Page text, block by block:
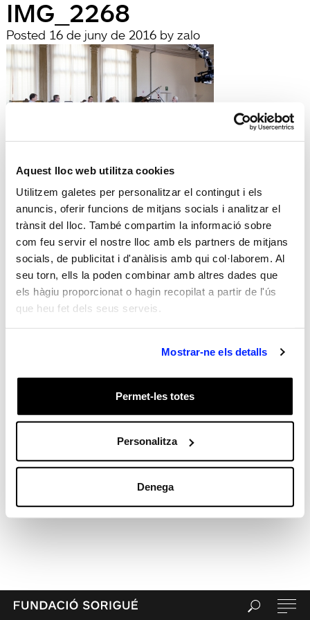
Aquest lloc web utilitza cookies
Utilitzem galetes per personalitzar el contingut i els
anuncis, oferir funcions de mitjans socials i analitzar el
trànsit del lloc. També compartim la informació sobre
com feu servir el nostre lloc amb els partners de mitjans
socials, de publicitat i d'anàlisis amb qui col·laborem. Al
seu torn, ells la poden combinar amb altres dades que
els hàgiu proporcionat o hagin recopilat a partir de l'ús
que heu fet dels seus serveis.
Mostrar-ne els detalls
Permet-les totes
Personalitza
Denega
IMG_2268
Posted 16 de juny de 2016 by zalo
filed under:
Búsqueda
Search
for:
Search
Recent Posts
Hola, món!
Recent Comments
General
Meta
Canal de les entrades
WordPress.org (en anglès)